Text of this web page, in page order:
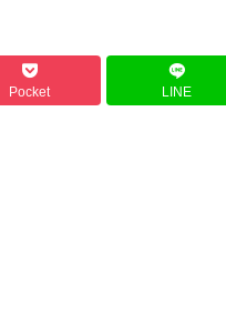
Pocket LINE